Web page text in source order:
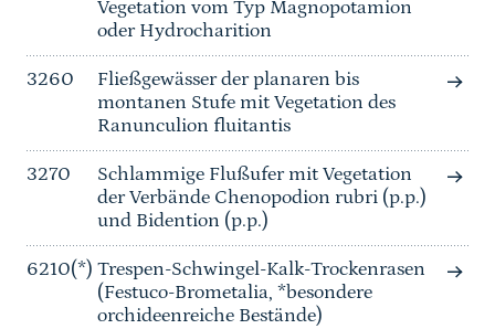
Vegetation vom Typ Magnopotamion
oder Hydrocharition
3260
Fließgewässer der planaren bis
montanen Stufe mit Vegetation des
Ranunculion fluitantis
3270
Schlammige Flußufer mit Vegetation
der Verbände Chenopodion rubri (p.p.)
und Bidention (p.p.)
6210(*) Trespen-Schwingel-Kalk-Trockenrasen
(Festuco-Brometalia, *besondere
orchideenreiche Bestände)